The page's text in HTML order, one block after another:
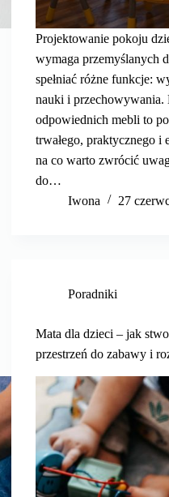
Projektowanie pokoju
wymaga przemyślanych
spełniać różne funkcje:
nauki i przechowywania.
odpowiednich mebli to
trwałego, praktycznego i
na co warto zwrócić
do…
Iwona
27
Poradniki
Mata dla dzieci – jak
przestrzeń do zabawy i